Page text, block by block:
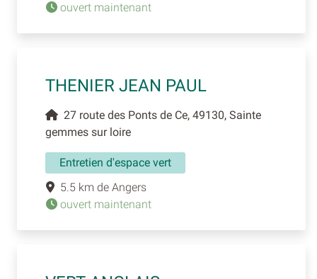
ouvert maintenant
THENIER JEAN PAUL
27 route des Ponts de Ce, 49130, Sainte
gemmes sur loire
Entretien d'espace vert
5.5 km de Angers
ouvert maintenant